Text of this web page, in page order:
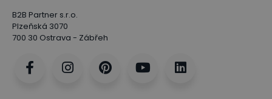
B2B Partner s.r.o.
Plzeňská 3070
700 30 Ostrava - Zábřeh